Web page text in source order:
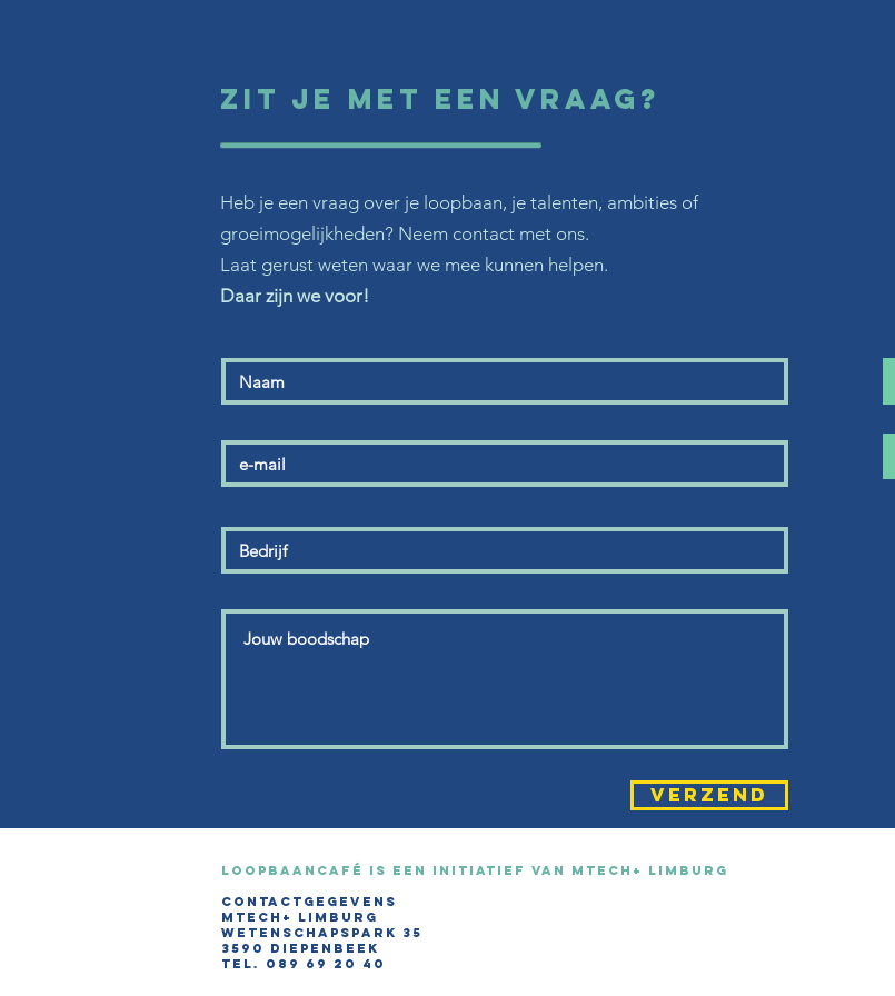
Zit je met een vraag?
Heb je een vraag over je loopbaan, je talenten, ambities of
groeimogelijkheden? Neem contact met ons.
Laat gerust weten waar we mee kunnen helpen.
Daar zijn we voor!
VERZEND
Loopbaancafé is een initiatief van mtech+ LIMBURG
CONTACTGEGEVENS
Mtech+ Limburg
Wetenschapspark 35
3590 Diepenbeek
TEL. 0 89 69 20 40